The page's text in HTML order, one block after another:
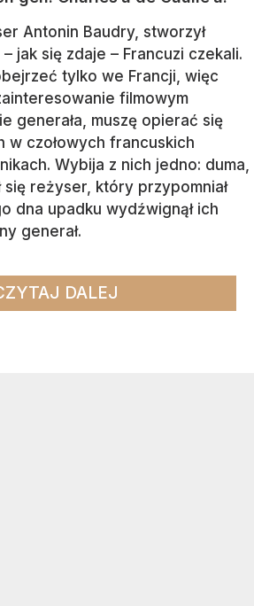
Antonin Baudry, stworzył
jak się zdaje – Francuzi czekali.
tylko we Francji, więc
filmowym
generała, muszę opierać się
w czołowych francuskich
Wybija z nich jedno: duma,
się reżyser, który przypomniał
dna upadku wydźwignął ich
generał.
DALEJ